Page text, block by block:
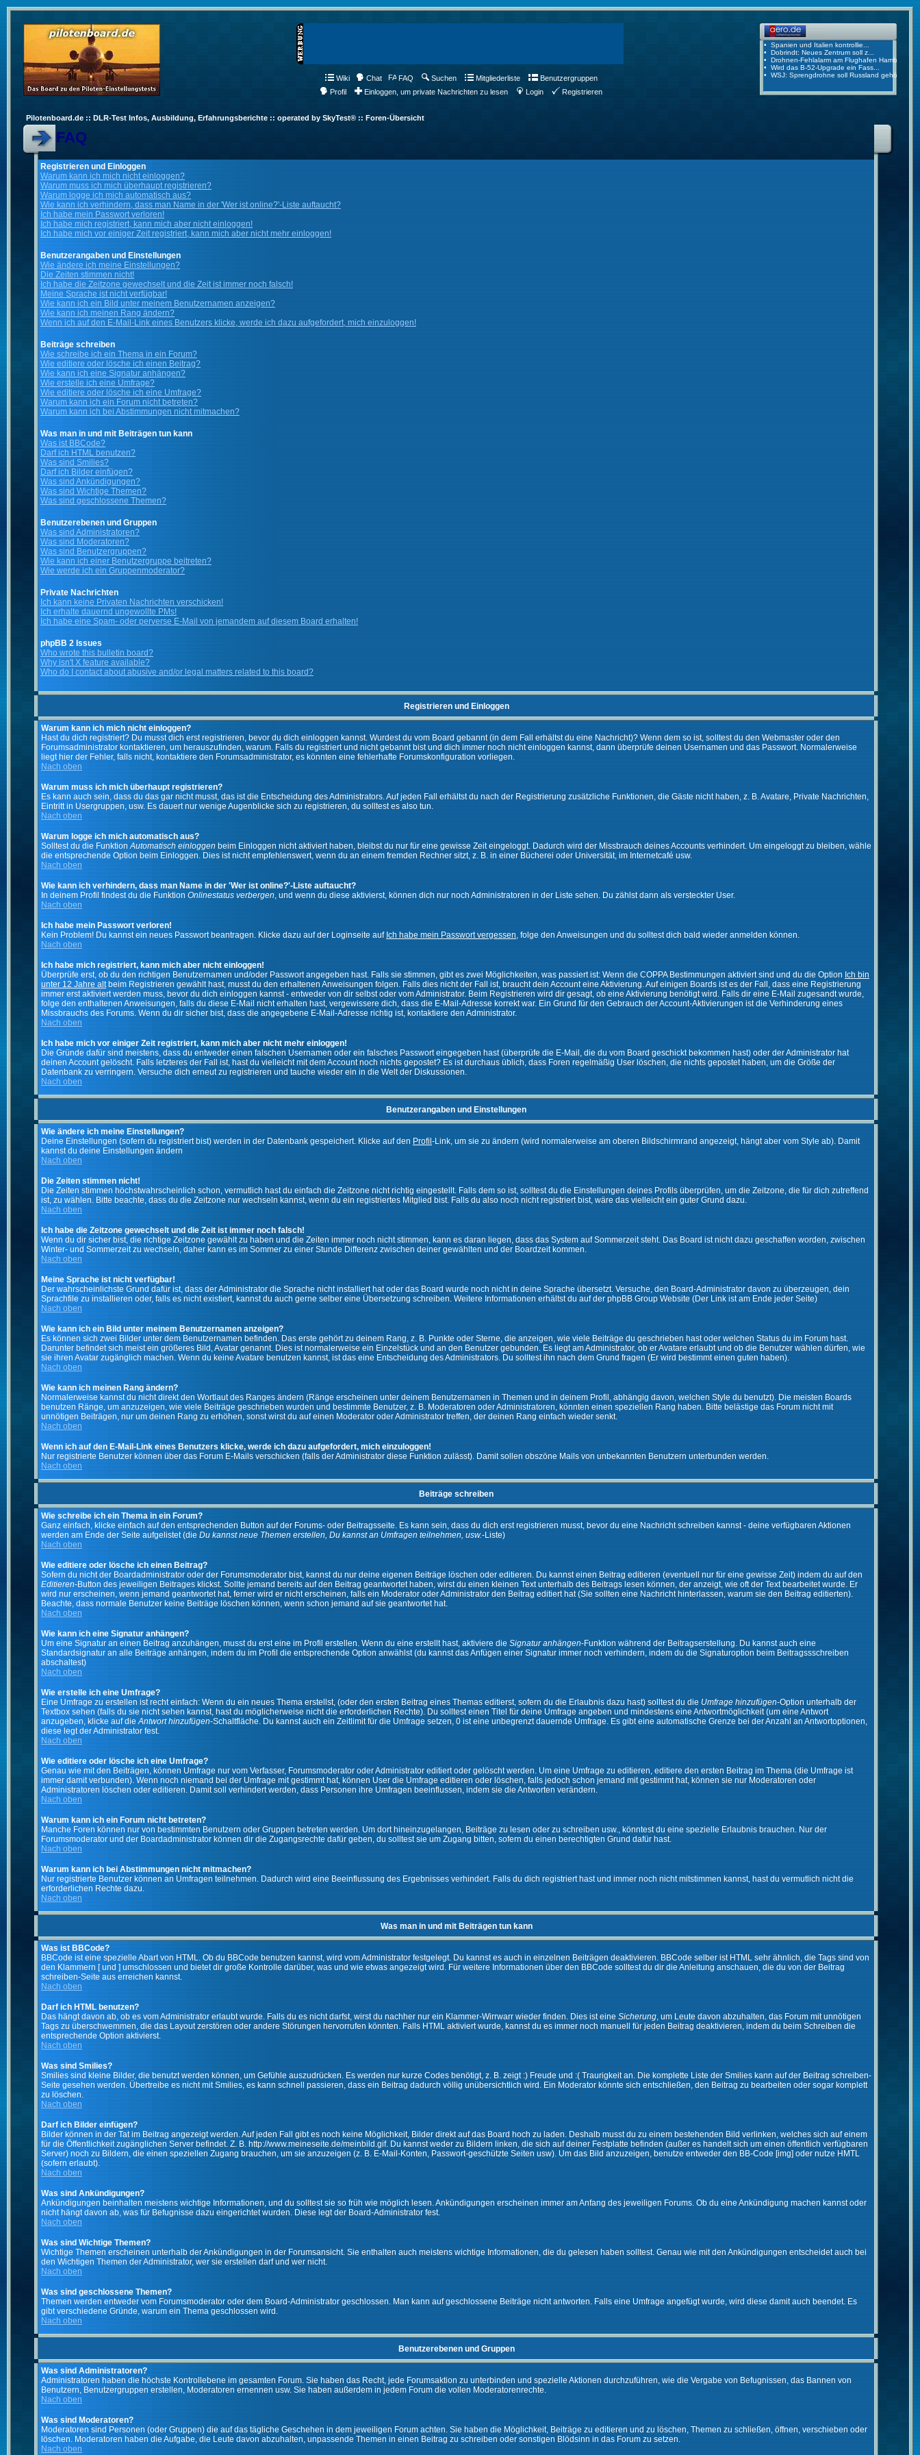
Wiki Chat FAQ Suchen Mitgliederliste
Benutzergruppen
Profil
Einloggen, um private Nachrichten zu lesen Login Registrieren
Pilotenboard.de :: DLR-Test Infos, Ausbildung, Erfahrungsberichte :: operated by SkyTest® :: Foren-Übersicht
FAQ
Registrieren und Einloggen
Warum kann ich mich nicht einloggen?
Warum muss ich mich überhaupt registrieren?
Warum logge ich mich automatisch aus?
Wie kann ich verhindern, dass man Name in der 'Wer ist online?'-Liste auftaucht?
Ich habe mein Passwort verloren!
Ich habe mich registriert, kann mich aber nicht einloggen!
Ich habe mich vor einiger Zeit registriert, kann mich aber nicht mehr einloggen!
Benutzerangaben und Einstellungen
Wie ändere ich meine Einstellungen?
Die Zeiten stimmen nicht!
Ich habe die Zeitzone gewechselt und die Zeit ist immer noch falsch!
Meine Sprache ist nicht verfügbar!
Wie kann ich ein Bild unter meinem Benutzernamen anzeigen?
Wie kann ich meinen Rang ändern?
Wenn ich auf den E-Mail-Link eines Benutzers klicke, werde ich dazu aufgefordert, mich einzuloggen!
Beiträge schreiben
Wie schreibe ich ein Thema in ein Forum?
Wie editiere oder lösche ich einen Beitrag?
Wie kann ich eine Signatur anhängen?
Wie erstelle ich eine Umfrage?
Wie editiere oder lösche ich eine Umfrage?
Warum kann ich ein Forum nicht betreten?
Warum kann ich bei Abstimmungen nicht mitmachen?
Was man in und mit Beiträgen tun kann
Was ist BBCode?
Darf ich HTML benutzen?
Was sind Smilies?
Darf ich Bilder einfügen?
Was sind Ankündigungen?
Was sind Wichtige Themen?
Was sind geschlossene Themen?
Benutzerebenen und Gruppen
Was sind Administratoren?
Was sind Moderatoren?
Was sind Benutzergruppen?
Wie kann ich einer Benutzergruppe beitreten?
Wie werde ich ein Gruppenmoderator?
Private Nachrichten
Ich kann keine Privaten Nachrichten verschicken!
Ich erhalte dauernd ungewollte PMs!
Ich habe eine Spam- oder perverse E-Mail von jemandem auf diesem Board erhalten!
phpBB 2 Issues
Who wrote this bulletin board?
Why isn't X feature available?
Who do I contact about abusive and/or legal matters related to this board?
Registrieren und Einloggen
Warum kann ich mich nicht einloggen?
Hast du dich registriert? Du musst dich erst registrieren, bevor du dich einloggen kannst. Wurdest du vom Board gebannt (in dem Fall erhältst du eine Nachricht)? Wenn dem so ist, solltest du den Webmaster oder den
Forumsadministrator kontaktieren, um herauszufinden, warum. Falls du registriert und nicht gebannt bist und dich immer noch nicht einloggen kannst, dann überprüfe deinen Usernamen und das Passwort. Normalerweise
liegt hier der Fehler, falls nicht, kontaktiere den Forumsadministrator, es könnten eine fehlerhafte Forumskonfiguration vorliegen.
Nach oben
Warum muss ich mich überhaupt registrieren?
Es kann auch sein, dass du das gar nicht musst, das ist die Entscheidung des Administrators. Auf jeden Fall erhältst du nach der Registrierung zusätzliche Funktionen, die Gäste nicht haben, z. B. Avatare, Private Nachrichten,
Eintritt in Usergruppen, usw. Es dauert nur wenige Augenblicke sich zu registrieren, du solltest es also tun.
Nach oben
Warum logge ich mich automatisch aus?
Solltest du die FunktionAutomatisch einloggen beim Einloggen nicht aktiviert haben, bleibst du nur für eine gewisse Zeit eingeloggt. Dadurch wird der Missbrauch deines Accounts verhindert. Um eingeloggt zu bleiben, wähle
die entsprechende Option beim Einloggen. Dies ist nicht empfehlenswert, wenn du an einem fremden Rechner sitzt, z. B. in einer Bücherei oder Universität, im Internetcafé usw.
Nach oben
Wie kann ich verhindern, dass man Name in der 'Wer ist online?'-Liste auftaucht?
In deinem Profil findest du die Funktion Onlinestatus verbergen, und wenn du diese aktivierst, können dich nur noch Administratoren in der Liste sehen. Du zählst dann als versteckter User.
Nach oben
Ich habe mein Passwort verloren!
Kein Problem! Du kannst ein neues Passwort beantragen. Klicke dazu auf der Loginseite auf Ich habe mein Passwort vergessen, folge den Anweisungen und du solltest dich bald wieder anmelden können.
Nach oben
Ich habe mich registriert, kann mich aber nicht einloggen!
Überprüfe erst, ob du den richtigen Benutzernamen und/oder Passwort angegeben hast. Falls sie stimmen, gibt es zwei Möglichkeiten, was passiert ist: Wenn die COPPA Bestimmungen aktiviert sind und du die Option Ich bin
unter 12 Jahre altbeim Registrieren gewählt hast, musst du den erhaltenen Anweisungen folgen. Falls dies nicht der Fall ist, braucht dein Account eine Aktivierung. Auf einigen Boards ist es der Fall, dass eine Registrierung
immer erst aktiviert werden muss, bevor du dich einloggen kannst - entweder von dir selbst oder vom Administrator. Beim Registrieren wird dir gesagt, ob eine Aktivierung benötigt wird. Falls dir eine E-Mail zugesandt wurde,
folge den enthaltenen Anweisungen, falls du diese E-Mail nicht erhalten hast, vergewissere dich, dass die E-Mail-Adresse korrekt war. Ein Grund für den Gebrauch der Account-Aktivierungen ist die Verhinderung eines
Missbrauchs des Forums. Wenn du dir sicher bist, dass die angegebene E-Mail-Adresse richtig ist, kontaktiere den Administrator.
Nach oben
Ich habe mich vor einiger Zeit registriert, kann mich aber nicht mehr einloggen!
Die Gründe dafür sind meistens, dass du entweder einen falschen Usernamen oder ein falsches Passwort eingegeben hast (überprüfe die E-Mail, die du vom Board geschickt bekommen hast) oder der Administrator hat
deinen Account gelöscht. Falls letzteres der Fall ist, hast du vielleicht mit dem Account noch nichts gepostet? Es ist durchaus üblich, dass Foren regelmäßig User löschen, die nichts gepostet haben, um die Größe der
Datenbank zu verringern. Versuche dich erneut zu registrieren und tauche wieder ein in die Welt der Diskussionen.
Nach oben
Benutzerangaben und Einstellungen
Wie ändere ich meine Einstellungen?
Deine Einstellungen (sofern du registriert bist) werden in der Datenbank gespeichert. Klicke auf den Profil -Link, um sie zu ändern (wird normalerweise am oberen Bildschirmrand angezeigt, hängt aber vom Style ab). Damit
kannst du deine Einstellungen ändern
Nach oben
Die Zeiten stimmen nicht!
Die Zeiten stimmen höchstwahrscheinlich schon, vermutlich hast du einfach die Zeitzone nicht richtig eingestellt. Falls dem so ist, solltest du die Einstellungen deines Profils überprüfen, um die Zeitzone, die für dich zutreffend
ist, zu wählen. Bitte beachte, dass du die Zeitzone nur wechseln kannst, wenn du ein registriertes Mitglied bist. Falls du also noch nicht registriert bist, wäre das vielleicht ein guter Grund dazu.
Nach oben
Ich habe die Zeitzone gewechselt und die Zeit ist immer noch falsch!
Wenn du dir sicher bist, die richtige Zeitzone gewählt zu haben und die Zeiten immer noch nicht stimmen, kann es daran liegen, dass das System auf Sommerzeit steht. Das Board ist nicht dazu geschaffen worden, zwischen
Winter- und Sommerzeit zu wechseln, daher kann es im Sommer zu einer Stunde Differenz zwischen deiner gewählten und der Boardzeit kommen.
Nach oben
Meine Sprache ist nicht verfügbar!
Der wahrscheinlichste Grund dafür ist, dass der Administrator die Sprache nicht installiert hat oder das Board wurde noch nicht in deine Sprache übersetzt. Versuche, den Board-Administrator davon zu überzeugen, dein
Sprachfile zu installieren oder, falls es nicht existiert, kannst du auch gerne selber eine Übersetzung schreiben. Weitere Informationen erhältst du auf der phpBB Group Website (Der Link ist am Ende jeder Seite)
Nach oben
Wie kann ich ein Bild unter meinem Benutzernamen anzeigen?
Es können sich zwei Bilder unter dem Benutzernamen befinden. Das erste gehört zu deinem Rang, z. B. Punkte oder Sterne, die anzeigen, wie viele Beiträge du geschrieben hast oder welchen Status du im Forum hast.
Darunter befindet sich meist ein größeres Bild, Avatar genannt. Dies ist normalerweise ein Einzelstück und an den Benutzer gebunden. Es liegt am Administrator, ob er Avatare erlaubt und ob die Benutzer wählen dürfen, wie
sie ihren Avatar zugänglich machen. Wenn du keine Avatare benutzen kannst, ist das eine Entscheidung des Administrators. Du solltest ihn nach dem Grund fragen (Er wird bestimmt einen guten haben).
Nach oben
Wie kann ich meinen Rang ändern?
Normalerweise kannst du nicht direkt den Wortlaut des Ranges ändern (Ränge erscheinen unter deinem Benutzernamen in Themen und in deinem Profil, abhängig davon, welchen Style du benutzt). Die meisten Boards
benutzen Ränge, um anzuzeigen, wie viele Beiträge geschrieben wurden und bestimmte Benutzer, z. B. Moderatoren oder Administratoren, könnten einen speziellen Rang haben. Bitte belästige das Forum nicht mit
unnötigen Beiträgen, nur um deinen Rang zu erhöhen, sonst wirst du auf einen Moderator oder Administrator treffen, der deinen Rang einfach wieder senkt.
Nach oben
Wenn ich auf den E-Mail-Link eines Benutzers klicke, werde ich dazu aufgefordert, mich einzuloggen!
Nur registrierte Benutzer können über das Forum E-Mails verschicken (falls der Administrator diese Funktion zulässt). Damit sollen obszöne Mails von unbekannten Benutzern unterbunden werden.
Nach oben
Beiträge schreiben
Wie schreibe ich ein Thema in ein Forum?
Ganz einfach, klicke einfach auf den entsprechenden Button auf der Forums- oder Beitragsseite. Es kann sein, dass du dich erst registrieren musst, bevor du eine Nachricht schreiben kannst - deine verfügbaren Aktionen
werden am Ende der Seite aufgelistet (die Du kannst neue Themen erstellen, Du kannst an Umfragen teilnehmen, usw.-Liste)
Nach oben
Wie editiere oder lösche ich einen Beitrag?
Sofern du nicht der Boardadministrator oder der Forumsmoderator bist, kannst du nur deine eigenen Beiträge löschen oder editieren. Du kannst einen Beitrag editieren (eventuell nur für eine gewisse Zeit) indem du auf den
Editieren-Button des jeweiligen Beitrages klickst. Sollte jemand bereits auf den Beitrag geantwortet haben, wirst du einen kleinen Text unterhalb des Beitrags lesen können, der anzeigt, wie oft der Text bearbeitet wurde. Er
wird nur erscheinen, wenn jemand geantwortet hat, ferner wird er nicht erscheinen, falls ein Moderator oder Administrator den Beitrag editiert hat (Sie sollten eine Nachricht hinterlassen, warum sie den Beitrag editierten).
Beachte, dass normale Benutzer keine Beiträge löschen können, wenn schon jemand auf sie geantwortet hat.
Nach oben
Wie kann ich eine Signatur anhängen?
Um eine Signatur an einen Beitrag anzuhängen, musst du erst eine im Profil erstellen. Wenn du eine erstellt hast, aktiviere die Signatur anhängen-Funktion während der Beitragserstellung. Du kannst auch eine
Standardsignatur an alle Beiträge anhängen, indem du im Profil die entsprechende Option anwählst (du kannst das Anfügen einer Signatur immer noch verhindern, indem du die Signaturoption beim Beitragssschreiben
abschaltest)
Nach oben
Wie erstelle ich eine Umfrage?
Eine Umfrage zu erstellen ist recht einfach: Wenn du ein neues Thema erstellst, (oder den ersten Beitrag eines Themas editierst, sofern du die Erlaubnis dazu hast) solltest du die Umfrage hinzufügen-Option unterhalb der
Textbox sehen (falls du sie nicht sehen kannst, hast du möglicherweise nicht die erforderlichen Rechte). Du solltest einen Titel für deine Umfrage angeben und mindestens eine Antwortmöglichkeit (um eine Antwort
anzugeben, klicke auf dieAntwort hinzufügen-Schaltfläche. Du kannst auch ein Zeitlimit für die Umfrage setzen, 0 ist eine unbegrenzt dauernde Umfrage. Es gibt eine automatische Grenze bei der Anzahl an Antwortoptionen,
diese legt der Administrator fest.
Nach oben
Wie editiere oder lösche ich eine Umfrage?
Genau wie mit den Beiträgen, können Umfrage nur vom Verfasser, Forumsmoderator oder Administrator editiert oder gelöscht werden. Um eine Umfrage zu editieren, editiere den ersten Beitrag im Thema (die Umfrage ist
immer damit verbunden). Wenn noch niemand bei der Umfrage mit gestimmt hat, können User die Umfrage editieren oder löschen, falls jedoch schon jemand mit gestimmt hat, können sie nur Moderatoren oder
Administratoren löschen oder editieren. Damit soll verhindert werden, dass Personen ihre Umfragen beeinflussen, indem sie die Antworten verändern.
Nach oben
Warum kann ich ein Forum nicht betreten?
Manche Foren können nur von bestimmten Benutzern oder Gruppen betreten werden. Um dort hineinzugelangen, Beiträge zu lesen oder zu schreiben usw., könntest du eine spezielle Erlaubnis brauchen. Nur der
Forumsmoderator und der Boardadministrator können dir die Zugangsrechte dafür geben, du solltest sie um Zugang bitten, sofern du einen berechtigten Grund dafür hast.
Nach oben
Warum kann ich bei Abstimmungen nicht mitmachen?
Nur registrierte Benutzer können an Umfragen teilnehmen. Dadurch wird eine Beeinflussung des Ergebnisses verhindert. Falls du dich registriert hast und immer noch nicht mitstimmen kannst, hast du vermutlich nicht die
erforderlichen Rechte dazu.
Nach oben
Was man in und mit Beiträgen tun kann
Was ist BBCode?
BBCode ist eine spezielle Abart von HTML. Ob du BBCode benutzen kannst, wird vom Administrator festgelegt. Du kannst es auch in einzelnen Beiträgen deaktivieren. BBCode selber ist HTML sehr ähnlich, die Tags sind von
den Klammern [ und ] umschlossen und bietet dir große Kontrolle darüber, was und wie etwas angezeigt wird. Für weitere Informationen über den BBCode solltest du dir die Anleitung anschauen, die du von der Beitrag
schreiben-Seite aus erreichen kannst.
Nach oben
Darf ich HTML benutzen?
Das hängt davon ab, ob es vom Administrator erlaubt wurde. Falls du es nicht darfst, wirst du nachher nur ein Klammer-Wirrwarr wieder finden. Dies ist eine Sicherung, um Leute davon abzuhalten, das Forum mit unnötigen
Tags zu überschwemmen, die das Layout zerstören oder andere Störungen hervorrufen könnten. Falls HTML aktiviert wurde, kannst du es immer noch manuell für jeden Beitrag deaktivieren, indem du beim Schreiben die
entsprechende Option aktivierst.
Nach oben
Was sind Smilies?
Smilies sind kleine Bilder, die benutzt werden können, um Gefühle auszudrücken. Es werden nur kurze Codes benötigt, z. B. zeigt :) Freude und :( Traurigkeit an. Die komplette Liste der Smilies kann auf der Beitrag schreiben-
Seite gesehen werden. Übertreibe es nicht mit Smilies, es kann schnell passieren, dass ein Beitrag dadurch völlig unübersichtlich wird. Ein Moderator könnte sich entschließen, den Beitrag zu bearbeiten oder sogar komplett
zu löschen.
Nach oben
Darf ich Bilder einfügen?
Bilder können in der Tat im Beitrag angezeigt werden. Auf jeden Fall gibt es noch keine Möglichkeit, Bilder direkt auf das Board hoch zu laden. Deshalb musst du zu einem bestehenden Bild verlinken, welches sich auf einem
für die Öffentlichkeit zugänglichen Server befindet. Z. B. http://www.meineseite.de/meinbild.gif. Du kannst weder zu Bildern linken, die sich auf deiner Festplatte befinden (außer es handelt sich um einen öffentlich verfügbaren
Server) noch zu Bildern, die einen speziellen Zugang brauchen, um sie anzuzeigen (z. B. E-Mail-Konten, Passwort-geschützte Seiten usw). Um das Bild anzuzeigen, benutze entweder den BB-Code [img] oder nutze HMTL
(sofern erlaubt).
Nach oben
Was sind Ankündigungen?
Ankündigungen beinhalten meistens wichtige Informationen, und du solltest sie so früh wie möglich lesen. Ankündigungen erscheinen immer am Anfang des jeweiligen Forums. Ob du eine Ankündigung machen kannst oder
nicht hängt davon ab, was für Befugnisse dazu eingerichtet wurden. Diese legt der Board-Administrator fest.
Nach oben
Was sind Wichtige Themen?
Wichtige Themen erscheinen unterhalb der Ankündigungen in der Forumsansicht. Sie enthalten auch meistens wichtige Informationen, die du gelesen haben solltest. Genau wie mit den Ankündigungen entscheidet auch bei
den Wichtigen Themen der Administrator, wer sie erstellen darf und wer nicht.
Nach oben
Was sind geschlossene Themen?
Themen werden entweder vom Forumsmoderator oder dem Board-Administrator geschlossen. Man kann auf geschlossene Beiträge nicht antworten. Falls eine Umfrage angefügt wurde, wird diese damit auch beendet. Es
gibt verschiedene Gründe, warum ein Thema geschlossen wird.
Nach oben
Benutzerebenen und Gruppen
Was sind Administratoren?
Administratoren haben die höchste Kontrollebene im gesamten Forum. Sie haben das Recht, jede Forumsaktion zu unterbinden und spezielle Aktionen durchzuführen, wie die Vergabe von Befugnissen, das Bannen von
Benutzern, Benutzergruppen erstellen, Moderatoren ernennen usw. Sie haben außerdem in jedem Forum die vollen Moderatorenrechte.
Nach oben
Was sind Moderatoren?
Moderatoren sind Personen (oder Gruppen) die auf das tägliche Geschehen in dem jeweiligen Forum achten. Sie haben die Möglichkeit, Beiträge zu editieren und zu löschen, Themen zu schließen, öffnen, verschieben oder
löschen. Moderatoren haben die Aufgabe, die Leute davon abzuhalten, unpassende Themen in einen Beitrag zu schreiben oder sonstigen Blödsinn in das Forum zu setzen.
Nach oben